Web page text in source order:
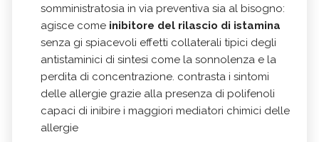
somministratosia in via preventiva sia al bisogno:
agisce come inibitore del rilascio di istamina
senza gi spiacevoli effetti collaterali tipici degli
antistaminici di sintesi come la sonnolenza e la
perdita di concentrazione. contrasta i sintomi
delle allergie grazie alla presenza di polifenoli
capaci di inibire i maggiori mediatori chimici delle
allergie